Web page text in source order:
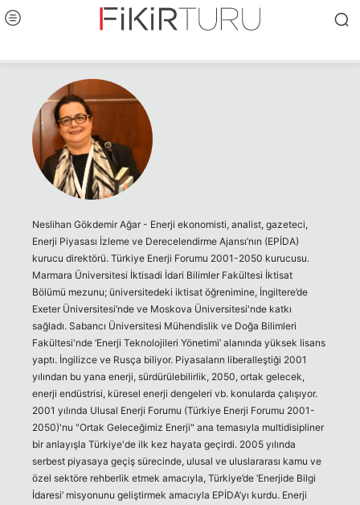
Neslihan Gökdemir Ağar - Enerji ekonomisti, analist, gazeteci,
Enerji Piyasası İzleme ve Derecelendirme Ajansı’nın (EPİDA)
kurucu direktörü. Türkiye Enerji Forumu 2001-2050 kurucusu.
Marmara Üniversitesi İktisadi İdari Bilimler Fakültesi İktisat
Bölümü mezunu; üniversitedeki iktisat öğrenimine, İngiltere’de
Exeter Üniversitesi’nde ve Moskova Üniversitesi'nde katkı
sağladı. Sabancı Üniversitesi Mühendislik ve Doğa Bilimleri
Fakültesi'nde ‘Enerji Teknolojileri Yönetimi’ alanında yüksek lisans
yaptı. İngilizce ve Rusça biliyor. Piyasaların liberalleştiği 2001
yılından bu yana enerji, sürdürülebilirlik, 2050, ortak gelecek,
enerji endüstrisi, küresel enerji dengeleri vb. konularda çalışıyor.
2001 yılında Ulusal Enerji Forumu (Türkiye Enerji Forumu 2001-
2050)'nu "Ortak Geleceğimiz Enerji" ana temasıyla multidisipliner
bir anlayışla Türkiye'de ilk kez hayata geçirdi. 2005 yılında
serbest piyasaya geçiş sürecinde, ulusal ve uluslararası kamu ve
özel sektöre rehberlik etmek amacıyla, Türkiye’de ‘Enerjide Bilgi
İdaresi’ misyonunu geliştirmek amacıyla EPİDA’yı kurdu. Enerji